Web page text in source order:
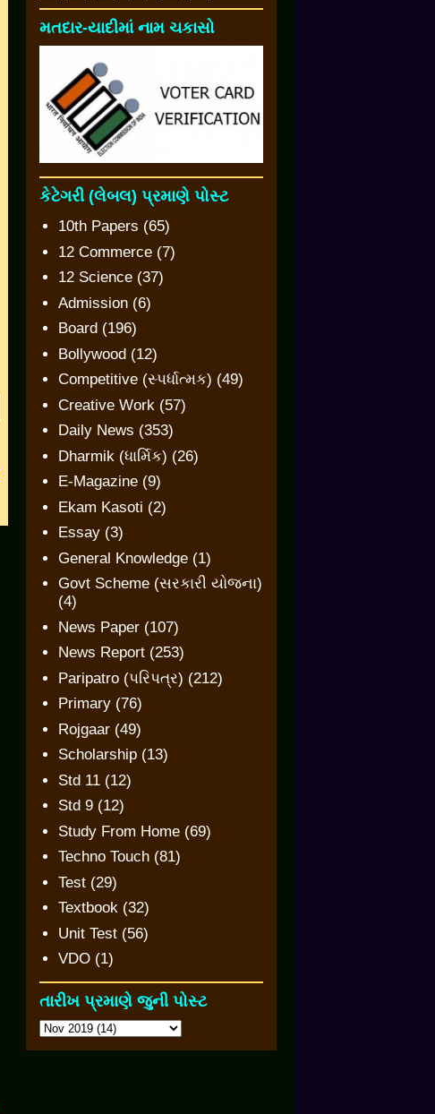
મતદાર-યાદીમાં નામ ચકાસો
કેટેગરી (લેબલ) પ્રમાણે પોસ્ટ
10th Papers (65)
12 Commerce (7)
12 Science (37)
Admission (6)
Board (196)
Bollywood (12)
Competitive (સ્પર્ધાત્મક) (49)
Creative Work (57)
Daily News (353)
Dharmik (ધાર્મિક) (26)
E-Magazine (9)
Ekam Kasoti (2)
Essay (3)
General Knowledge (1)
Govt Scheme (સરકારી યોજના)
(4)
News Paper (107)
News Report (253)
Paripatro (પરિપત્ર) (212)
Primary (76)
Rojgaar (49)
Scholarship (13)
Std 11 (12)
Std 9 (12)
Study From Home (69)
Techno Touch (81)
Test (29)
Textbook (32)
Unit Test (56)
VDO (1)
તારીખ પ્રમાણે જુની પોસ્ટ